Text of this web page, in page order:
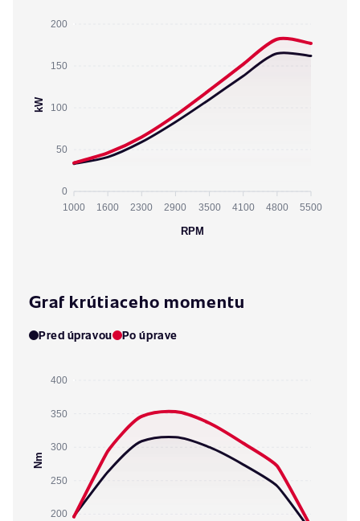
200
150
100
50
0
kW
1000 1600 2300 2900 3500 4100 4800 5500
RPM
Graf krútiaceho momentu
Pred úpravou Po úprave
400
350
300
250
200
Nm